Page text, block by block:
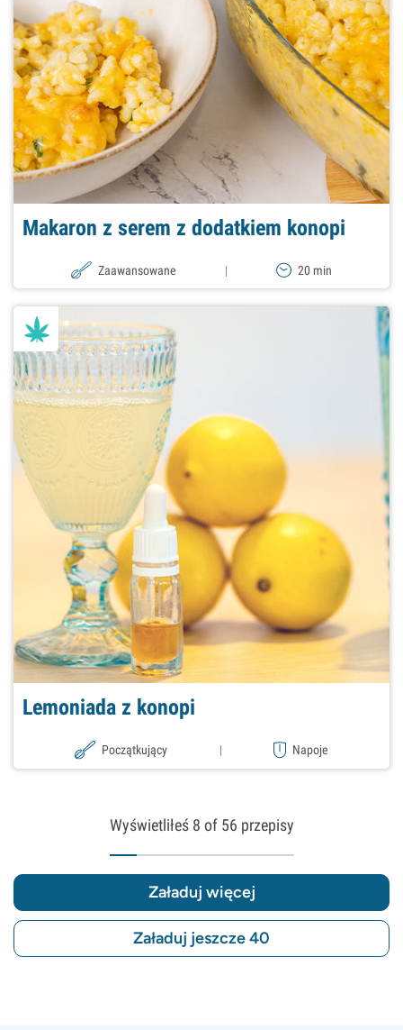
Makaron z serem z dodatkiem konopi
Zaawansowane | 20 min
Lemoniada z konopi
Początkujący | Napoje
Wyświetliłeś 8 of 56 przepisy
Załaduj więcej
Załaduj jeszcze 40